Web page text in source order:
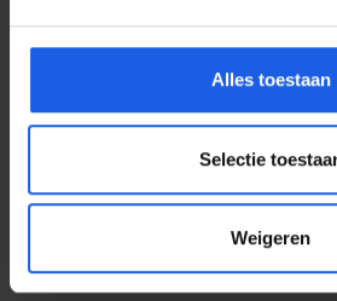
Alles toestaan
Selectie
Weigeren
Voor elke
oortje